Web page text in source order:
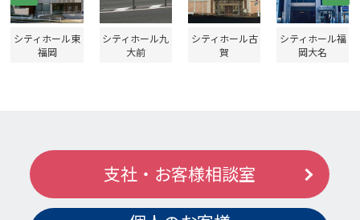
シティホール東
福岡
シティホール九
大前
シティホール古
賀
シティホール福
岡大名
支社・お客様相談室